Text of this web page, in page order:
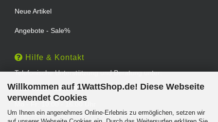
Willkommen auf 1WattShop.de! Diese Webseite
verwendet Cookies
Um Ihnen ein angenehmes Online-Erlebnis zu ermöglichen, setzen wir
Neue Artikel
Angebote - Sale%
Hilfe & Kontakt
Telefonische Unterstützung und Beratung unter:
TEL: 0202 - 29994539
Geprüfter Online Shop mit Geld-zurück-Garantie.